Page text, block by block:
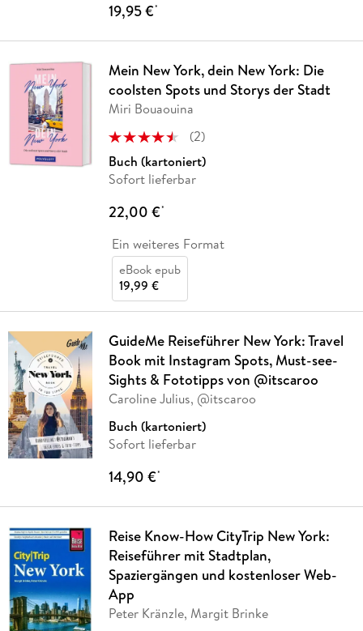
19,95 €*
Mein New York, dein New York: Die
coolsten Spots und Storys der Stadt
Miri Bouaouina
(2)
Buch (kartoniert)
Sofort lieferbar
22,00 €*
Ein weiteres Format
eBook epub
19,99 €
GuideMe Reiseführer New York: Travel
Book mit Instagram Spots, Must-see-
Sights & Fototipps von @itscaroo
Caroline Julius, @itscaroo
Buch (kartoniert)
Sofort lieferbar
14,90 €*
Reise Know-How CityTrip New York:
Reiseführer mit Stadtplan,
Spaziergängen und kostenloser Web-
App
Peter Kränzle, Margit Brinke